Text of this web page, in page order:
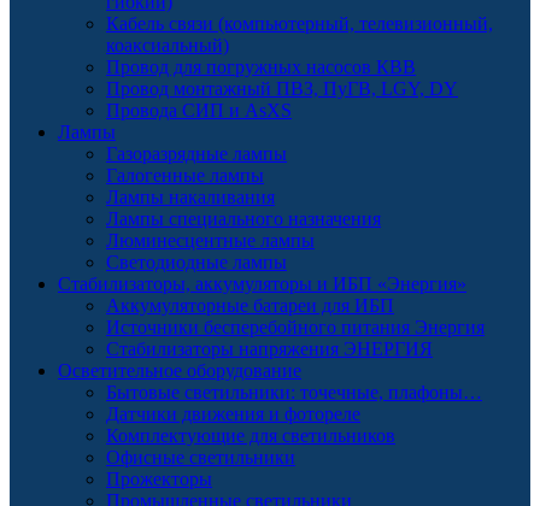
Кабель связи (компьютерный, телевизионный,
коаксиальный)
Провод для погружных насосов КВВ
Провод монтажный ПВЗ, ПуГВ, LGY, DY
Провода СИП и AsXS
Лампы
Газоразрядные лампы
Галогенные лампы
Лампы накаливания
Лампы специального назначения
Люминесцентные лампы
Светодиодные лампы
Стабилизаторы, аккумуляторы и ИБП «Энергия»
Аккумуляторные батареи для ИБП
Источники бесперебойного питания Энергия
Стабилизаторы напряжения ЭНЕРГИЯ
Осветительное оборудование
Бытовые светильники: точечные, плафоны…
Датчики движения и фотореле
Комплектующие для светильников
Офисные светильники
Прожекторы
Промышленные светильники